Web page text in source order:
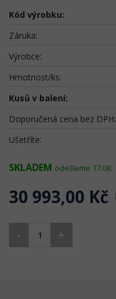
Kód výrobku:
Záruka:
Výrobce:
Hmotnost/ks:
Kusů v balení:
Doporučená cena bez DPH:
Ušetříte:
SKLADEM odešleme 17.08.
30 993,00 Kč
- +